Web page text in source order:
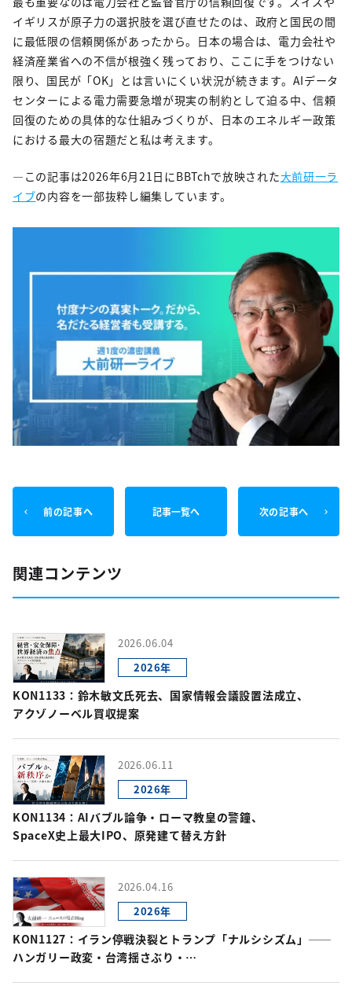
イギリスが原子力の選択肢を選び直せたのは、政府と国民の間
に最低限の信頼関係があったから。日本の場合は、電力会社や
経済産業省への不信が根強く残っており、ここに手をつけない
限り、国民が「OK」とは言いにくい状況が続きます。AIデータ
センターによる電力需要急増が現実の制約として迫る中、信頼
回復のための具体的な仕組みづくりが、日本のエネルギー政策
における最大の宿題だと私は考えます。
—この記事は2026年6月21日にBBTchで放映された大前研一ラ
イブの内容を一部抜粋し編集しています。
前の記事へ 記事一覧へ 次の記事へ
関連コンテンツ
2026.06.04
2026年
KON1133：鈴木敏文氏死去、国家情報会議設置法成立、
アクゾノーベル買収提案
2026.06.11
2026年
KON1134：AIバブル論争・ローマ教皇の警鐘、
SpaceX史上最大IPO、原発建て替え方針
2026.04.16
2026年
KON1127：イラン停戦決裂とトランプ「ナルシシズム」──
ハンガリー政変・台湾揺さぶり・